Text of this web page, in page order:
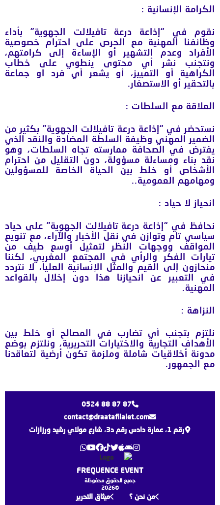
الكرامة الإنسانية :
نقوم في “إذاعة درعة تافيلالت الجهوية” بأداء
وظائفنا المهنية مع الحرص على احترام خصوصية
الأفراد وعدم التشهير أو الإساءة إلى كرامتهم،
ونتجنب نشر أي محتوى ينطوي على خطاب
الكراهية أو التمييز، أو يشعر أي فرد او جماعة
بالتحقير أو الاستصغار.
العلاقة مع السلطات :
نستحضر في “إذاعة درعة تافيلالت الجهوية” بكثير من
الضمير المهني وظيفة السلطة المضادة والنقد الذي
يفترض في الصحافة ممارسته تجاه السلطات، وهو
نقد بناء ومساءلة مسؤولة، دون التقليل من احترام
الأشخاص أو خلط بين الحياة الخاصة للمسؤولين
ومهامهم العمومية..
انحياز لا حياد :
نحافظ في “إذاعة درعة تافيلالت الجهوية” على حياد
سياسي تام وتوازن في نقل الأخبار والآراء، مع تنويع
المواقف ووجهات النظر لتمثيل أوسع طيف من
تيارات الفكر والرأي في المجتمع المغربي، لكننا
منحازون إلى القيم والمثل الإنسانية العليا، لا نتردد
في التعبير عن انحيازنا هذا دون إخلال بالقواعد
المهنية.
النزاهة :
نلتزم بتجنب أي تضارب في المصالح أو خلط بين
الأهداف التجارية والاختيارات التحريرية، ونلتزم بوضع
مدونة أخلاقيات شاملة وملزمة تكون أرضية لتعاقدنا
مع الجمهور.
0524 88 87 87
contact@draatafilalet.com
رقم 1، عمارة دادس رقم د3، شارع مولاي رشيد ورزازات
FREQUENCE EVENT
جميع الحقوق محفوظة
©2026
من نحن ؟ ميثاق التحرير